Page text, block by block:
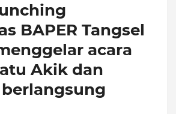
BAPER Tangsel
acara
Akik dan